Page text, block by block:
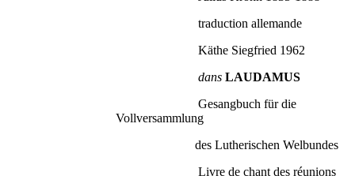
traduction allemande
Käthe Siegfried 1962
dans LAUDAMUS
Gesangbuch für die
Vollversammlung
des Lutherischen Welbundes
Livre de chant des réunions